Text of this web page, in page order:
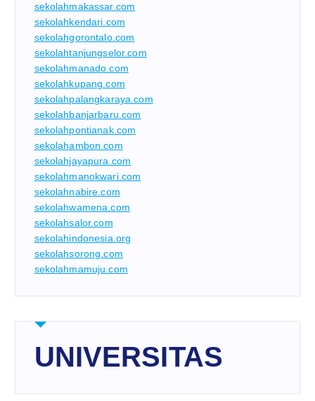
sekolahmakassar.com
sekolahkendari.com
sekolahgorontalo.com
sekolahtanjungselor.com
sekolahmanado.com
sekolahkupang.com
sekolahpalangkaraya.com
sekolahbanjarbaru.com
sekolahpontianak.com
sekolahambon.com
sekolahjayapura.com
sekolahmanokwari.com
sekolahnabire.com
sekolahwamena.com
sekolahsalor.com
sekolahindonesia.org
sekolahsorong.com
sekolahmamuju.com
UNIVERSITAS